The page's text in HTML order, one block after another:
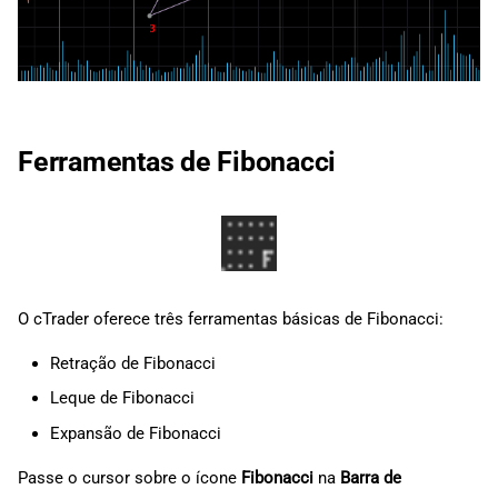
Ferramentas de Fibonacci
O cTrader oferece três ferramentas básicas de Fibonacci:
Retração de Fibonacci
Leque de Fibonacci
Expansão de Fibonacci
Passe o cursor sobre o ícone Fibonacci na Barra de